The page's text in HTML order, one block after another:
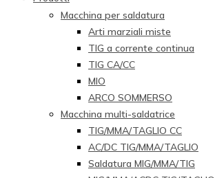
Macchina per saldatura
Arti marziali miste
TIG a corrente continua
TIG CA/CC
MIO
ARCO SOMMERSO
Macchina multi-saldatrice
TIG/MMA/TAGLIO CC
AC/DC TIG/MMA/TAGLIO
Saldatura MIG/MMA/TIG